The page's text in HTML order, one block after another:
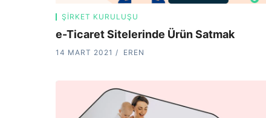
ŞIRKET KURULUŞU
e-Ticaret Sitelerinde Ürün Satmak
14 MART 2021 EREN